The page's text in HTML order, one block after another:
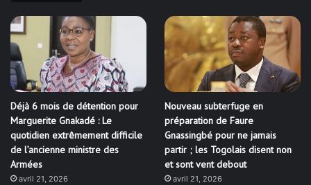
Déjà 6 mois de détention pour
Marguerite Gnakadé : Le
quotidien extrêmement difficile
de l’ancienne ministre des
Armées
avril 21, 2026
Nouveau subterfuge en
préparation de Faure
Gnassingbé pour ne jamais
partir ; les Togolais disent non
et sont vent debout
avril 21, 2026